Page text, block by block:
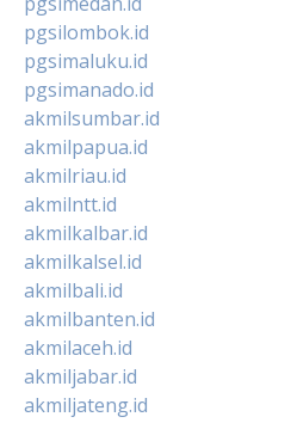
pgsilombok.id
pgsimaluku.id
pgsimanado.id
akmilsumbar.id
akmilpapua.id
akmilriau.id
akmilntt.id
akmilkalbar.id
akmilkalsel.id
akmilbali.id
akmilbanten.id
akmilaceh.id
akmiljabar.id
akmiljateng.id